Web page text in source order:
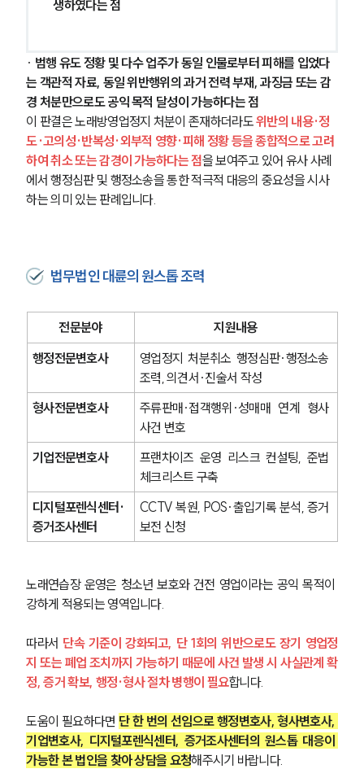
생하였다는 점
· 범행 유도 정황 및 다수 업주가 동일 인물로부터 피해를 입었다
는 객관적 자료, 동일 위반행위의 과거 전력 부재, 과징금 또는 감
경 처분만으로도 공익 목적 달성이 가능하다는 점
이 판결은 노래방영업정지 처분이 존재하더라도 위반의 내용·정
도·고의성·반복성·외부적 영향·피해 정황 등을 종합적으로 고려
하여 취소 또는 감경이 가능하다는 점을 보여주고 있어 유사 사례
에서 행정심판 및 행정소송을 통한 적극적 대응의 중요성을 시사
하는 의미 있는 판례입니다.
법무법인 대륜의 원스톱 조력
전문분야
지원내용
행정전문변호사
영업정지 처분취소 행정심판·행정소송
조력, 의견서·진술서 작성
형사전문변호사
주류판매·접객행위·성매매 연계 형사
사건 변호
기업전문변호사
프랜차이즈 운영 리스크 컨설팅, 준법
체크리스트 구축
디지털포렌식센터·
증거조사센터
CCTV 복원, POS·출입기록 분석, 증거
보전 신청
노래연습장 운영은 청소년 보호와 건전 영업이라는 공익 목적이
강하게 적용되는 영역입니다.
따라서 단속 기준이 강화되고, 단 1회의 위반으로도 장기 영업정
지 또는 폐업 조치까지 가능하기 때문에 사건 발생 시 사실관계 확
정, 증거 확보, 행정·형사 절차 병행이 필요합니다.
도움이 필요하다면 단 한 번의 선임으로 행정변호사, 형사변호사,
기업변호사, 디지털포렌식센터, 증거조사센터의 원스톱 대응이
가능한 본 법인을 찾아 상담을 요청해주시기 바랍니다.